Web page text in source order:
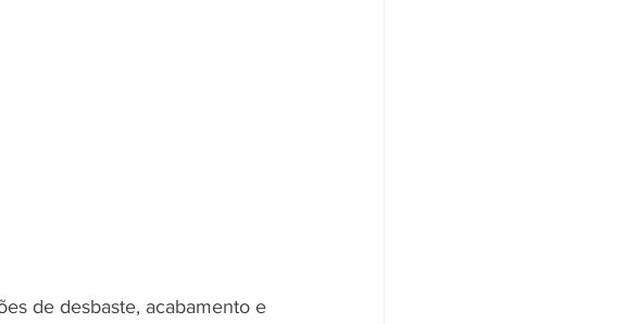
de desbaste, acabamento e